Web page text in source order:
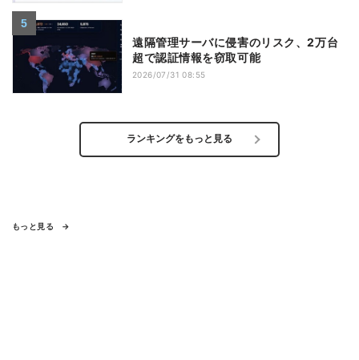
遠隔管理サーバに侵害のリスク、2万台
超で認証情報を窃取可能
2026/07/31 08:55
ランキングをもっと見る
もっと見る